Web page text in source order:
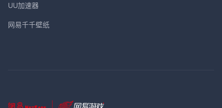
UU加速器
网易千千壁纸